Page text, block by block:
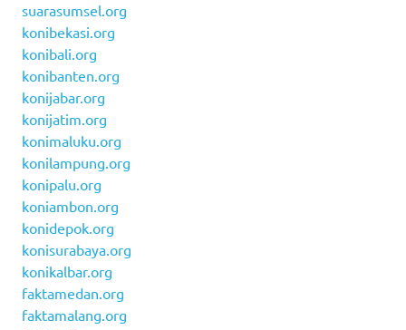
suarasumsel.org
konibekasi.org
konibali.org
konibanten.org
konijabar.org
konijatim.org
konimaluku.org
konilampung.org
konipalu.org
koniambon.org
konidepok.org
konisurabaya.org
konikalbar.org
faktamedan.org
faktamalang.org